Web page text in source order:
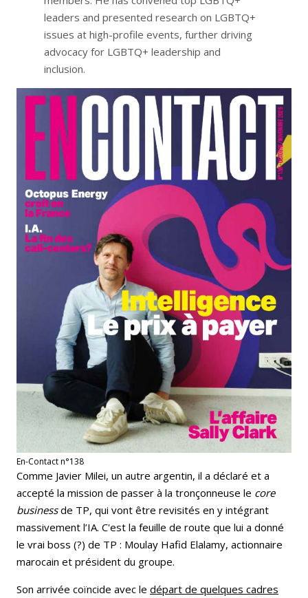
leaders and presented research on LGBTQ+
issues at high-profile events, further driving
advocacy for LGBTQ+ leadership and
inclusion.
En-Contact n°138
Comme Javier Milei, un autre argentin, il a déclaré et a
accepté la mission de passer à la tronçonneuse le core
businessde TP, qui vont être revisités en y intégrant
massivement l’IA. C'est la feuille de route que lui a donné
le vrai boss (?) de TP : Moulay Hafid Elalamy, actionnaire
marocain et président du groupe.
Son arrivée coïncide avec le départ de quelques cadres